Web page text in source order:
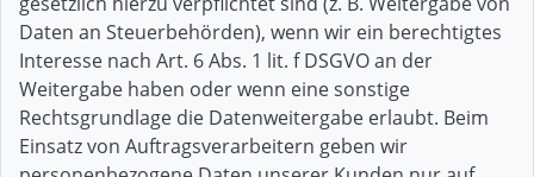
Daten an Steuerbehörden), wenn wir ein berechtigtes
Interesse nach Art. 6 Abs. 1 lit. f DSGVO an der
Weitergabe haben oder wenn eine sonstige
Rechtsgrundlage die Datenweitergabe erlaubt. Beim
Einsatz von Auftragsverarbeitern geben wir